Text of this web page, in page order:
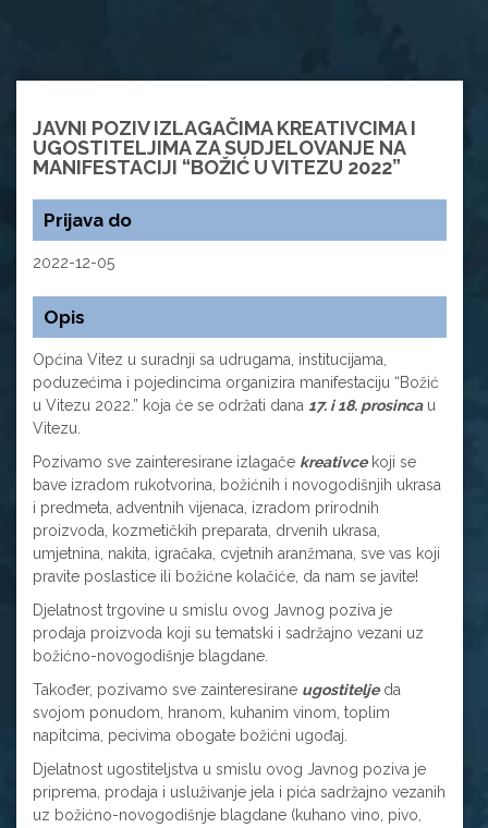
JAVNI POZIV IZLAGAČIMA KREATIVCIMA I
UGOSTITELJIMA ZA SUDJELOVANJE NA
MANIFESTACIJI “BOŽIĆ U VITEZU 2022”
Prijava do
2022-12-05
Opis
Općina Vitez u suradnji sa udrugama, institucijama,
poduzećima i pojedincima organizira manifestaciju “Božić
u Vitezu 2022.” koja će se održati dana 17. i 18. prosincau
Vitezu.
Pozivamo sve zainteresirane izlagače kreativcekoji se
bave izradom rukotvorina, božićnih i novogodišnjih ukrasa
i predmeta, adventnih vijenaca, izradom prirodnih
proizvoda, kozmetičkih preparata, drvenih ukrasa,
umjetnina, nakita, igračaka, cvjetnih aranžmana, sve vas koji
pravite poslastice ili božićne kolačiće, da nam se javite!
Djelatnost trgovine u smislu ovog Javnog poziva je
prodaja proizvoda koji su tematski i sadržajno vezani uz
božićno-novogodišnje blagdane.
Također, pozivamo sve zainteresirane ugostiteljeda
svojom ponudom, hranom, kuhanim vinom, toplim
napitcima, pecivima obogate božićni ugođaj.
Djelatnost ugostiteljstva u smislu ovog Javnog poziva je
priprema, prodaja i usluživanje jela i pića sadržajno vezanih
uz božićno-novogodišnje blagdane (kuhano vino, pivo,